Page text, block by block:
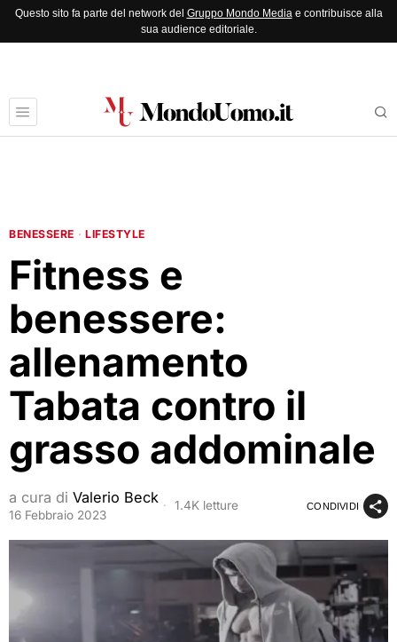
Questo sito fa parte del network del Gruppo Mondo Mediae contribuisce alla
sua audience editoriale.
BENESSERE · LIFESTYLE
Fitness e
benessere:
allenamento
Tabata contro il
grasso addominale
a cura di Valerio Beck
16 Febbraio 2023
1.4K letture CONDIVIDI